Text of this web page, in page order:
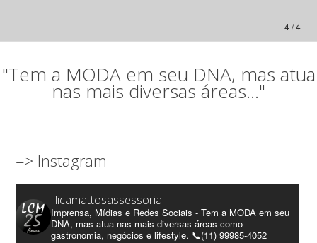
4 / 4
"Tem a MODA em seu DNA, mas atua
nas mais diversas áreas..."
=> Instagram
lilicamattosassessoria
Imprensa, Mídias e Redes Sociais - Tem a MODA em seu
DNA, mas atua nas mais diversas áreas como
gastronomia, negócios e lifestyle. 📞(11) 99985-4052